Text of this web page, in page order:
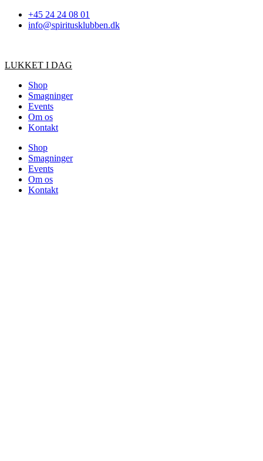
Videre+45 24 24 08 01
info@spiritusklubben.dk
LUKKET I DAG
Shop
Smagninger
Events
Om os
Kontakt
Shop
Smagninger
Events
Om os
Kontakt